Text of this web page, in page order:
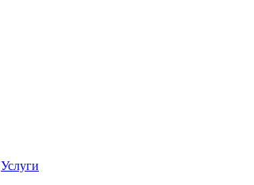
Услуги